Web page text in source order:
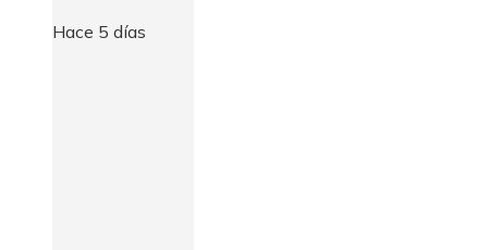
Hace 5 días